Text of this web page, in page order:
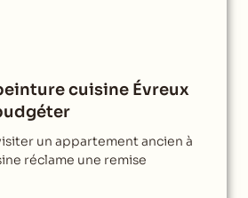
cuisine Évreux
un appartement ancien à
réclame une remise